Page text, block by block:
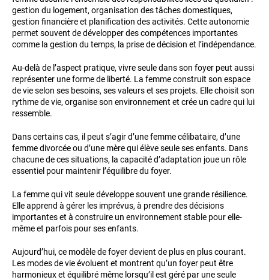
gestion du logement, organisation des tâches domestiques,
gestion financière et planification des activités. Cette autonomie
permet souvent de développer des compétences importantes
comme la gestion du temps, la prise de décision et l’indépendance.
Au-delà de l’aspect pratique, vivre seule dans son foyer peut aussi
représenter une forme de liberté. La femme construit son espace
de vie selon ses besoins, ses valeurs et ses projets. Elle choisit son
rythme de vie, organise son environnement et crée un cadre qui lui
ressemble.
Dans certains cas, il peut s’agir d’une femme célibataire, d’une
femme divorcée ou d’une mère qui élève seule ses enfants. Dans
chacune de ces situations, la capacité d’adaptation joue un rôle
essentiel pour maintenir l’équilibre du foyer.
La femme qui vit seule développe souvent une grande résilience.
Elle apprend à gérer les imprévus, à prendre des décisions
importantes et à construire un environnement stable pour elle-
même et parfois pour ses enfants.
Aujourd’hui, ce modèle de foyer devient de plus en plus courant.
Les modes de vie évoluent et montrent qu’un foyer peut être
harmonieux et équilibré même lorsqu’il est géré par une seule